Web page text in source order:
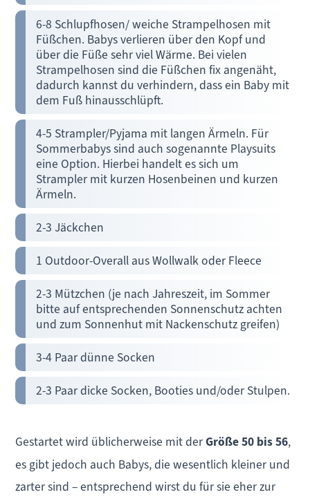
6-8 Schlupfhosen/ weiche Strampelhosen mit
Füßchen. Babys verlieren über den Kopf und
über die Füße sehr viel Wärme. Bei vielen
Strampelhosen sind die Füßchen fix angenäht,
dadurch kannst du verhindern, dass ein Baby mit
dem Fuß hinausschlüpft.
4-5 Strampler/Pyjama mit langen Ärmeln. Für
Sommerbabys sind auch sogenannte Playsuits
eine Option. Hierbei handelt es sich um
Strampler mit kurzen Hosenbeinen und kurzen
Ärmeln.
2-3 Jäckchen
1 Outdoor-Overall aus Wollwalk oder Fleece
2-3 Mützchen (je nach Jahreszeit, im Sommer
bitte auf entsprechenden Sonnenschutz achten
und zum Sonnenhut mit Nackenschutz greifen)
3-4 Paar dünne Socken
2-3 Paar dicke Socken, Booties und/oder Stulpen.
Gestartet wird üblicherweise mit derGröße 50 bis 56,
es gibt jedoch auch Babys, die wesentlich kleiner und
zarter sind – entsprechend wirst du für sie eher zur